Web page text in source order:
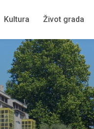
Kultura Život grada